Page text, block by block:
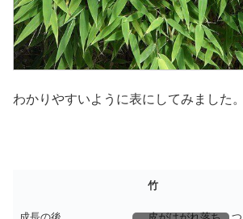
わかりやすいように表にしてみました。
竹